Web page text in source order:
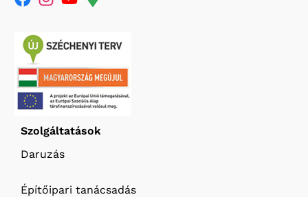
Szolgáltatások
Daruzás
Építőipari tanácsadás